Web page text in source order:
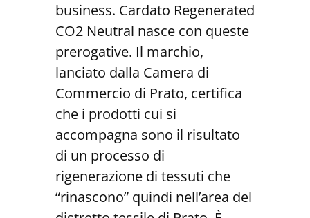
business. Cardato Regenerated
CO2 Neutral nasce con queste
prerogative. Il marchio,
lanciato dalla Camera di
Commercio di Prato, certifica
che i prodotti cui si
accompagna sono il risultato
di un processo di
rigenerazione di tessuti che
“rinascono” quindi nell’area del